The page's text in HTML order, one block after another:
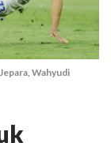
Wahyudi